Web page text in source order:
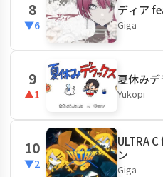
8
▼6
ディア
Giga
9
▲1
夏休み
Yukopi
10
▼2
ULTRA
ン
Giga